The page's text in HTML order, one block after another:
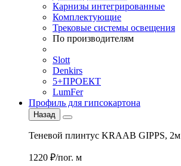
Карнизы интегрированные
Комплектующие
Трековые системы освещения
По производителям
Slott
Denkirs
5+ПРОЕКТ
LumFer
Профиль для гипсокартона
Назад
Теневой плинтус KRAAB GIPPS, 2м
1220 ₽/пог. м